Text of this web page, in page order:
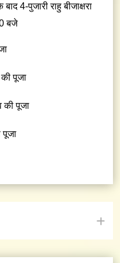
4-पुजारी राहु बीजाक्षरा
बजे
पूजा
की पूजा
पूजा